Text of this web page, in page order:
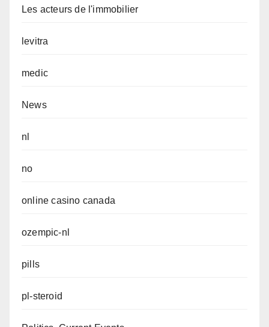
Les acteurs de l'immobilier
levitra
medic
News
nl
no
online casino canada
ozempic-nl
pills
pl-steroid